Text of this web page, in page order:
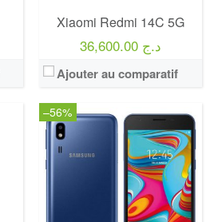
Xiaomi Redmi 14C 5G
36,600.00 د.ج
Ajouter au comparatif
–56%